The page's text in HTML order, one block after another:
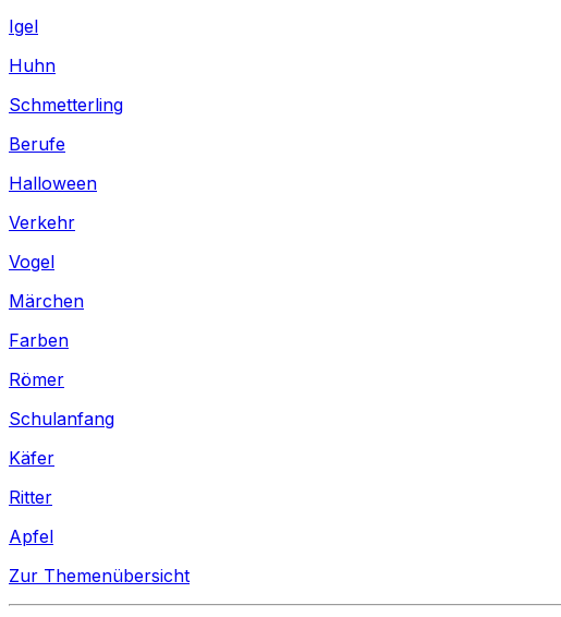
Igel
Huhn
Schmetterling
Berufe
Halloween
Verkehr
Vogel
Märchen
Farben
Römer
Schulanfang
Käfer
Ritter
Apfel
Zur Themenübersicht